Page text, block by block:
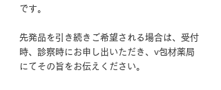
です。
先発品を引き続きご希望される場合は、受付
時、診察時にお申し出いただき、v包材薬局
にてその旨をお伝えください。